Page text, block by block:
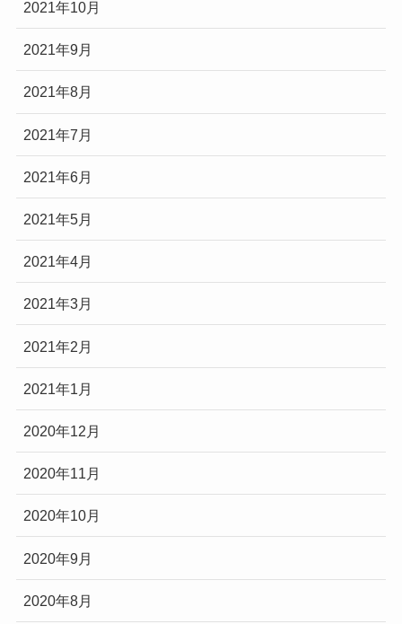
2021年10月
2021年9月
2021年8月
2021年7月
2021年6月
2021年5月
2021年4月
2021年3月
2021年2月
2021年1月
2020年12月
2020年11月
2020年10月
2020年9月
2020年8月